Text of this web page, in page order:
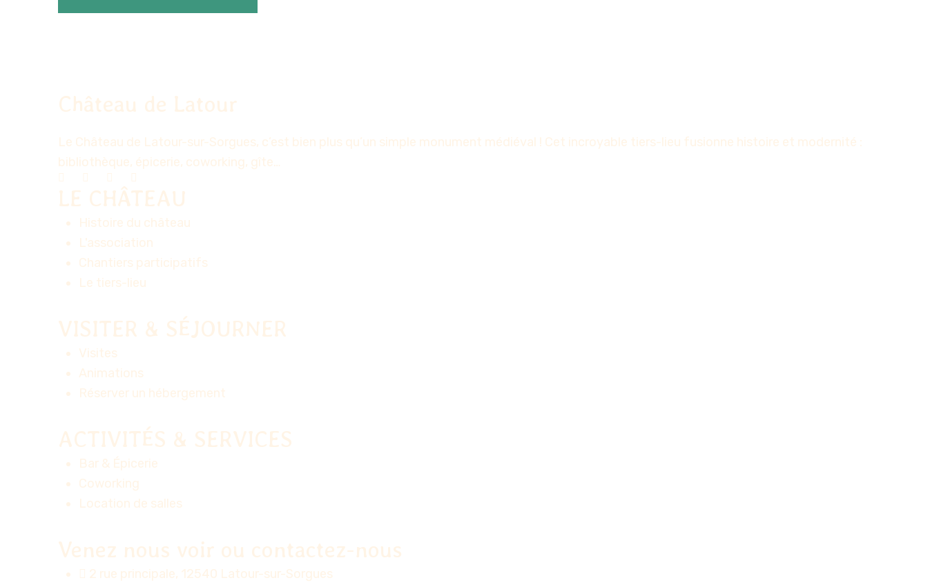
Château de Latour
Le Château de Latour-sur-Sorgues, c’est bien plus qu’un simple monument médiéval ! Cet incroyable tiers-lieu fusionne histoire et modernité :
bibliothèque, épicerie, coworking, gîte…
LE CHÂTEAU
Histoire du château
L'association
Chantiers participatifs
Le tiers-lieu
VISITER & SÉJOURNER
Visites
Animations
Réserver un hébergement
ACTIVITÉS & SERVICES
Bar & Épicerie
Coworking
Location de salles
Venez nous voir ou contactez-nous
2 rue principale, 12540 Latour-sur-Sorgues